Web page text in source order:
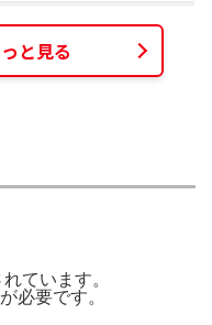
と見る
ています。
が必要です。